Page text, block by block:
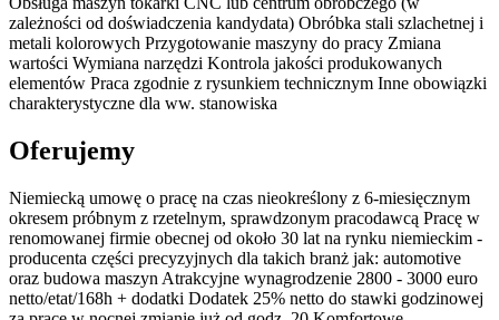
zależności od doświadczenia kandydata) Obróbka stali szlachetnej i
metali kolorowych Przygotowanie maszyny do pracy Zmiana
wartości Wymiana narzędzi Kontrola jakości produkowanych
elementów Praca zgodnie z rysunkiem technicznym Inne obowiązki
charakterystyczne dla ww. stanowiska
Oferujemy
Niemiecką umowę o pracę na czas nieokreślony z 6-miesięcznym
okresem próbnym z rzetelnym, sprawdzonym pracodawcą Pracę w
renomowanej firmie obecnej od około 30 lat na rynku niemieckim -
producenta części precyzyjnych dla takich branż jak: automotive
oraz budowa maszyn Atrakcyjne wynagrodzenie 2800 - 3000 euro
netto/etat/168h + dodatki Dodatek 25% netto do stawki godzinowej